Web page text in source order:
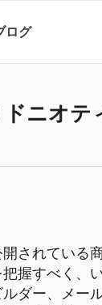
ログ
ニオテ
されている
握すべく、
ダー、メー